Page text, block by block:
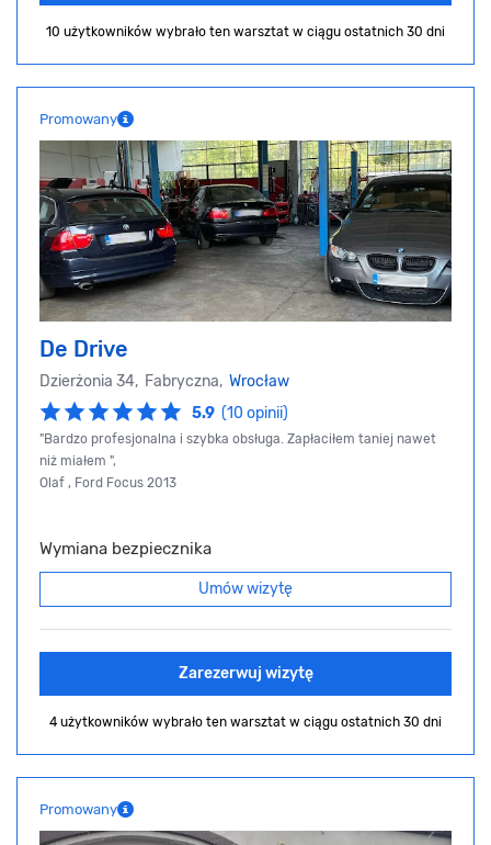
10 użytkowników wybrało ten warsztat w ciągu ostatnich 30 dni
Promowany
De Drive
Dzierżonia 34, Fabryczna, Wrocław
5.9 (10 opinii)
"Bardzo profesjonalna i szybka obsługa. Zapłaciłem taniej nawet
niż miałem ",
Olaf , Ford Focus 2013
Wymiana bezpiecznika
Umów wizytę
Zarezerwuj wizytę
4 użytkowników wybrało ten warsztat w ciągu ostatnich 30 dni
Promowany